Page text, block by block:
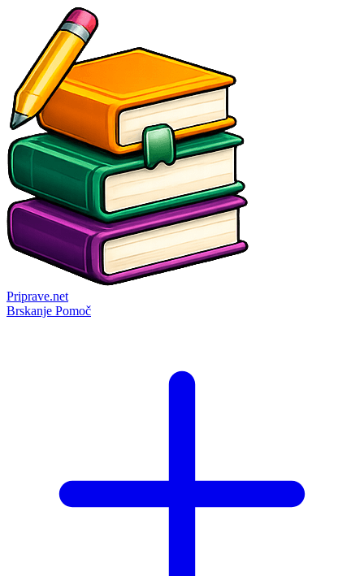
Priprave.net
Brskanje Pomoč